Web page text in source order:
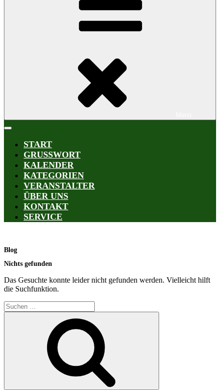
START
GRUSSWORT
KALENDER
KATEGORIEN
VERANSTALTER
ÜBER UNS
KONTAKT
SERVICE
Blog
Nichts gefunden
Das Gesuchte konnte leider nicht gefunden werden. Vielleicht hilft
die Suchfunktion.
Suchen
nach: